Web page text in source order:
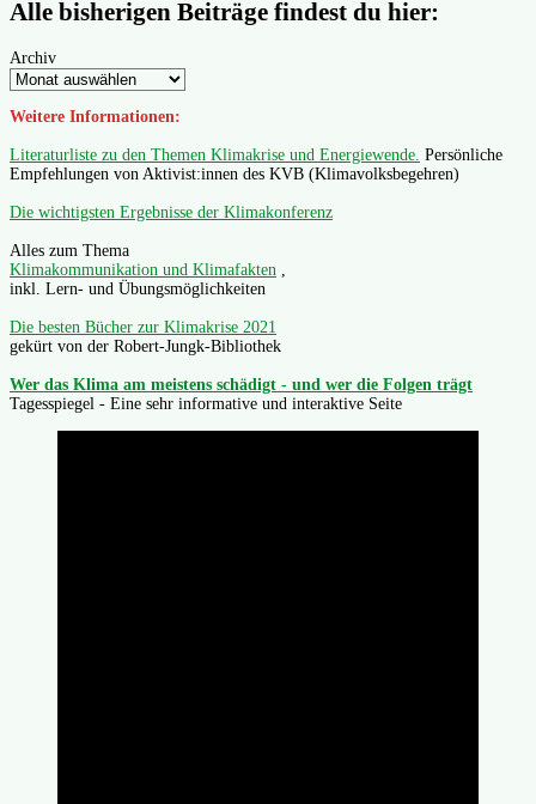
Alle bisherigen Beiträge findest du hier:
Archiv
Weitere Informationen:
Literaturliste zu den Themen Klimakrise und Energiewende. Persönliche
Empfehlungen von Aktivist:innen des KVB (Klimavolksbegehren)
Die wichtigsten Ergebnisse der Klimakonferenz
Alles zum Thema
Klimakommunikation und Klimafakten
inkl. Lern- und Übungsmöglichkeiten
Die besten Bücher zur Klimakrise 2021
gekürt von der Robert-Jungk-Bibliothek
Wer das Klima am meistens schädigt - und wer die Folgen trägt
Tagesspiegel - Eine sehr informative und interaktive Seite